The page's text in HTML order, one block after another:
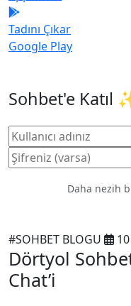
Sohbet'e Katıl
Daha nezih
Tadını Çıkar
Google Play
#SOHBET BLOGU
Dörtyol
Chat’i